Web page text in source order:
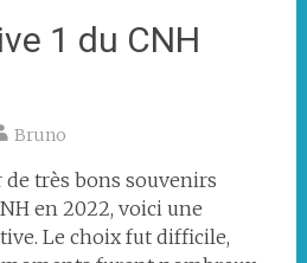
Forum
des
1 du CNH
Bruno
très bons souvenirs
en 2022, voici une
Le choix fut difficile,